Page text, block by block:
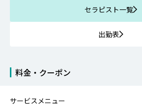
セラピスト一覧
出勤表
料金・クーポン
サービスメニュー